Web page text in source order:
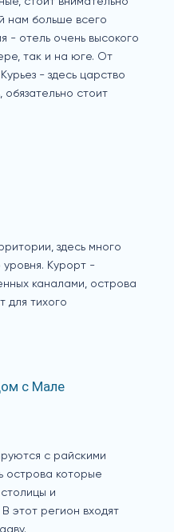
нам больше всего
- отель очень высокого
так и на юге. От
- здесь царство
обязательно стоит
здесь много
уровня. Курорт -
каналами, острова
для тихого
с Мале
с райскими
острова которые
и
этот регион входят